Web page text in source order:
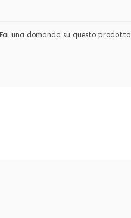
Fai una domanda su questo prodotto